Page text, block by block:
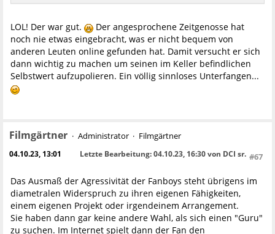
LOL! Der war gut.
Der angesprochene Zeitgenosse hat
noch nie etwas eingebracht, was er nicht bequem von
anderen Leuten online gefunden hat. Damit versucht er sich
dann wichtig zu machen um seinen im Keller befindlichen
Selbstwert aufzupolieren. Ein völlig sinnloses Unterfangen...
Filmgärtner Administrator Filmgärtner
04.10.23, 13:01 #67
Letzte Bearbeitung: 04.10.23, 16:30 von DCI sr.
Das Ausmaß der Agressivität der Fanboys steht übrigens im
diametralen Widerspruch zu ihren eigenen Fähigkeiten,
einem eigenen Projekt oder irgendeinem Arrangement.
Sie haben dann gar keine andere Wahl, als sich einen "Guru"
zu suchen. Im Internet spielt dann der Fan den